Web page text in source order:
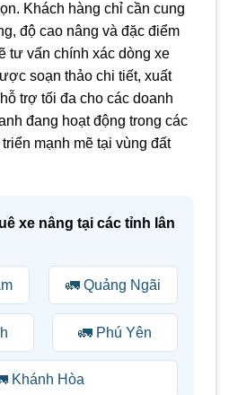
Khách hàng chỉ cần cung
độ cao nâng và đặc điểm
tư vấn chính xác dòng xe
soạn thảo chi tiết, xuất
trợ tối đa cho các doanh
đang hoạt động trong các
mạnh mẽ tại vùng đất
xe nâng tại các tỉnh lân
🚛 Quảng Ngãi
🚛 Phú Yên
Khánh Hòa